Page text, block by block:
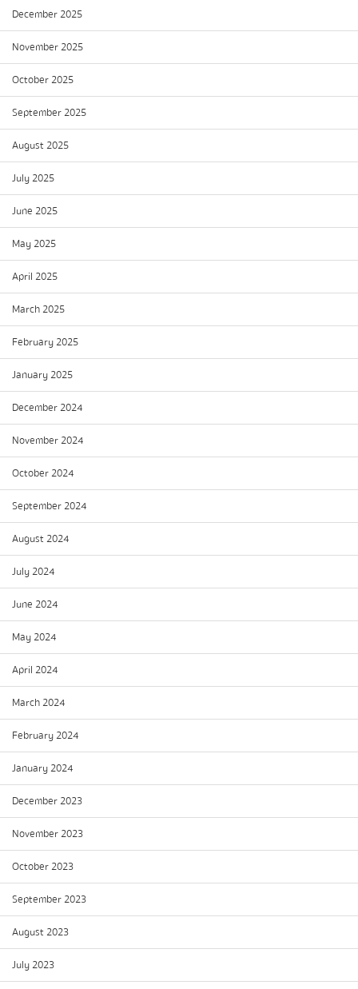
December 2025
November 2025
October 2025
September 2025
August 2025
July 2025
June 2025
May 2025
April 2025
March 2025
February 2025
January 2025
December 2024
November 2024
October 2024
September 2024
August 2024
July 2024
June 2024
May 2024
April 2024
March 2024
February 2024
January 2024
December 2023
November 2023
October 2023
September 2023
August 2023
July 2023